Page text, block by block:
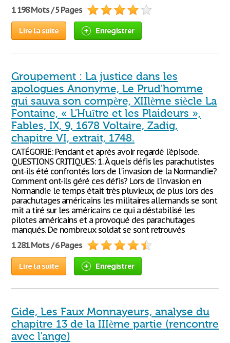
1 198 Mots / 5 Pages
Lire la suite Enregistrer
Groupement : La justice dans les
apologues Anonyme, Le Prud'homme
qui sauva son compère, XIIlème siècle La
Fontaine, « L'Huître et les Plaideurs »,
Fables, IX, 9, 1678 Voltaire, Zadig,
chapitre VI, extrait, 1748.
CATÉGORIE: Pendant et après avoir regardé l'épisode.
QUESTIONS CRITIQUES: 1. À quels défis les parachutistes
ont-ils été confrontés lors de l'invasion de la Normandie?
Comment ont-ils géré ces défis? Lors de l’invasion en
Normandie le temps était très pluvieux, de plus lors des
parachutages américains les militaires allemands se sont
mit a tiré sur les américains ce qui a déstabilisé les
pilotes américains et a provoqué des parachutages
manqués. De nombreux soldat se sont retrouvés
1 281 Mots / 6 Pages
Lire la suite Enregistrer
Gide, Les Faux Monnayeurs, analyse du
chapitre 13 de la IIIème partie (rencontre
avec l'ange)